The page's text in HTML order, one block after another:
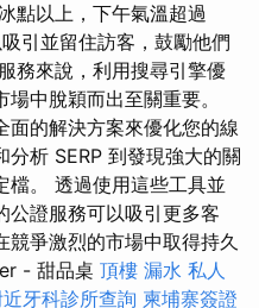
點以上，下午氣溫超過
引並留住訪客，鼓勵他們
務來說，利用搜尋引擎優
中脫穎而出至關重要。
的解決方案來優化您的線
析 SERP 到發現強大的關
檔。 透過使用這些工具並
公證服務可以吸引更多客
競爭激烈的市場中取得持久
- 甜品桌 頂樓 漏水 私人
近牙科診所查詢 柬埔寨簽證